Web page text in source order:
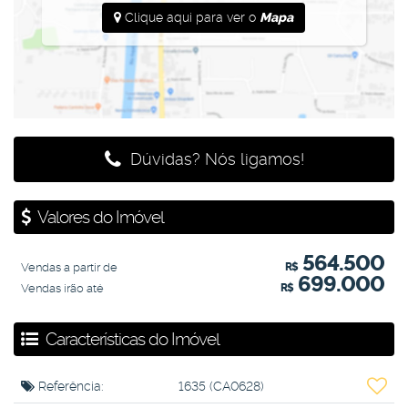
Esquadrias de alumínio Suprema
Portão automatizado roll-on
Entrada social
Paisagismo
Excelente acabamento
Infraestrutura para água quente
Porta de entrada laqueada com fechadura digital
Valor: R$ 699.000,00
Clique aqui para ver o Mapa
Dúvidas? Nós ligamos!
Valores do Imóvel
R$564.500
Vendas a partir de
R$699.000
Vendas irão até
Características do Imóvel
Referência: 1635 (CA0628)